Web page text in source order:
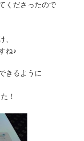
くださったので
、
ね♪
きるように
！